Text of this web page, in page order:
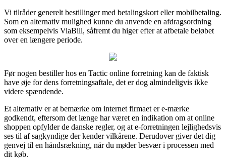
Vi tilråder generelt bestillinger med betalingskort eller mobilbetaling.
Som en alternativ mulighed kunne du anvende en afdragsordning
som eksempelvis ViaBill, såfremt du higer efter at afbetale beløbet
over en længere periode.
Før nogen bestiller hos en Tactic online forretning kan de faktisk
have øje for dens forretningsaftale, det er dog almindeligvis ikke
videre spændende.
Et alternativ er at bemærke om internet firmaet er e-mærke
godkendt, eftersom det længe har været en indikation om at online
shoppen opfylder de danske regler, og at e-forretningen lejlighedsvis
ses til af sagkyndige der kender vilkårene. Derudover giver det dig
genvej til en håndsrækning, når du møder besvær i processen med
dit køb.